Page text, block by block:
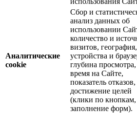
Аналитические
cookie
Сбор и
анализ данных об
использовании
количество и
визитов, география,
устройства и
глубина просмотра,
время на Сайте,
показатель отказов,
достижение целей
(клики по кнопкам,
заполнение форм).